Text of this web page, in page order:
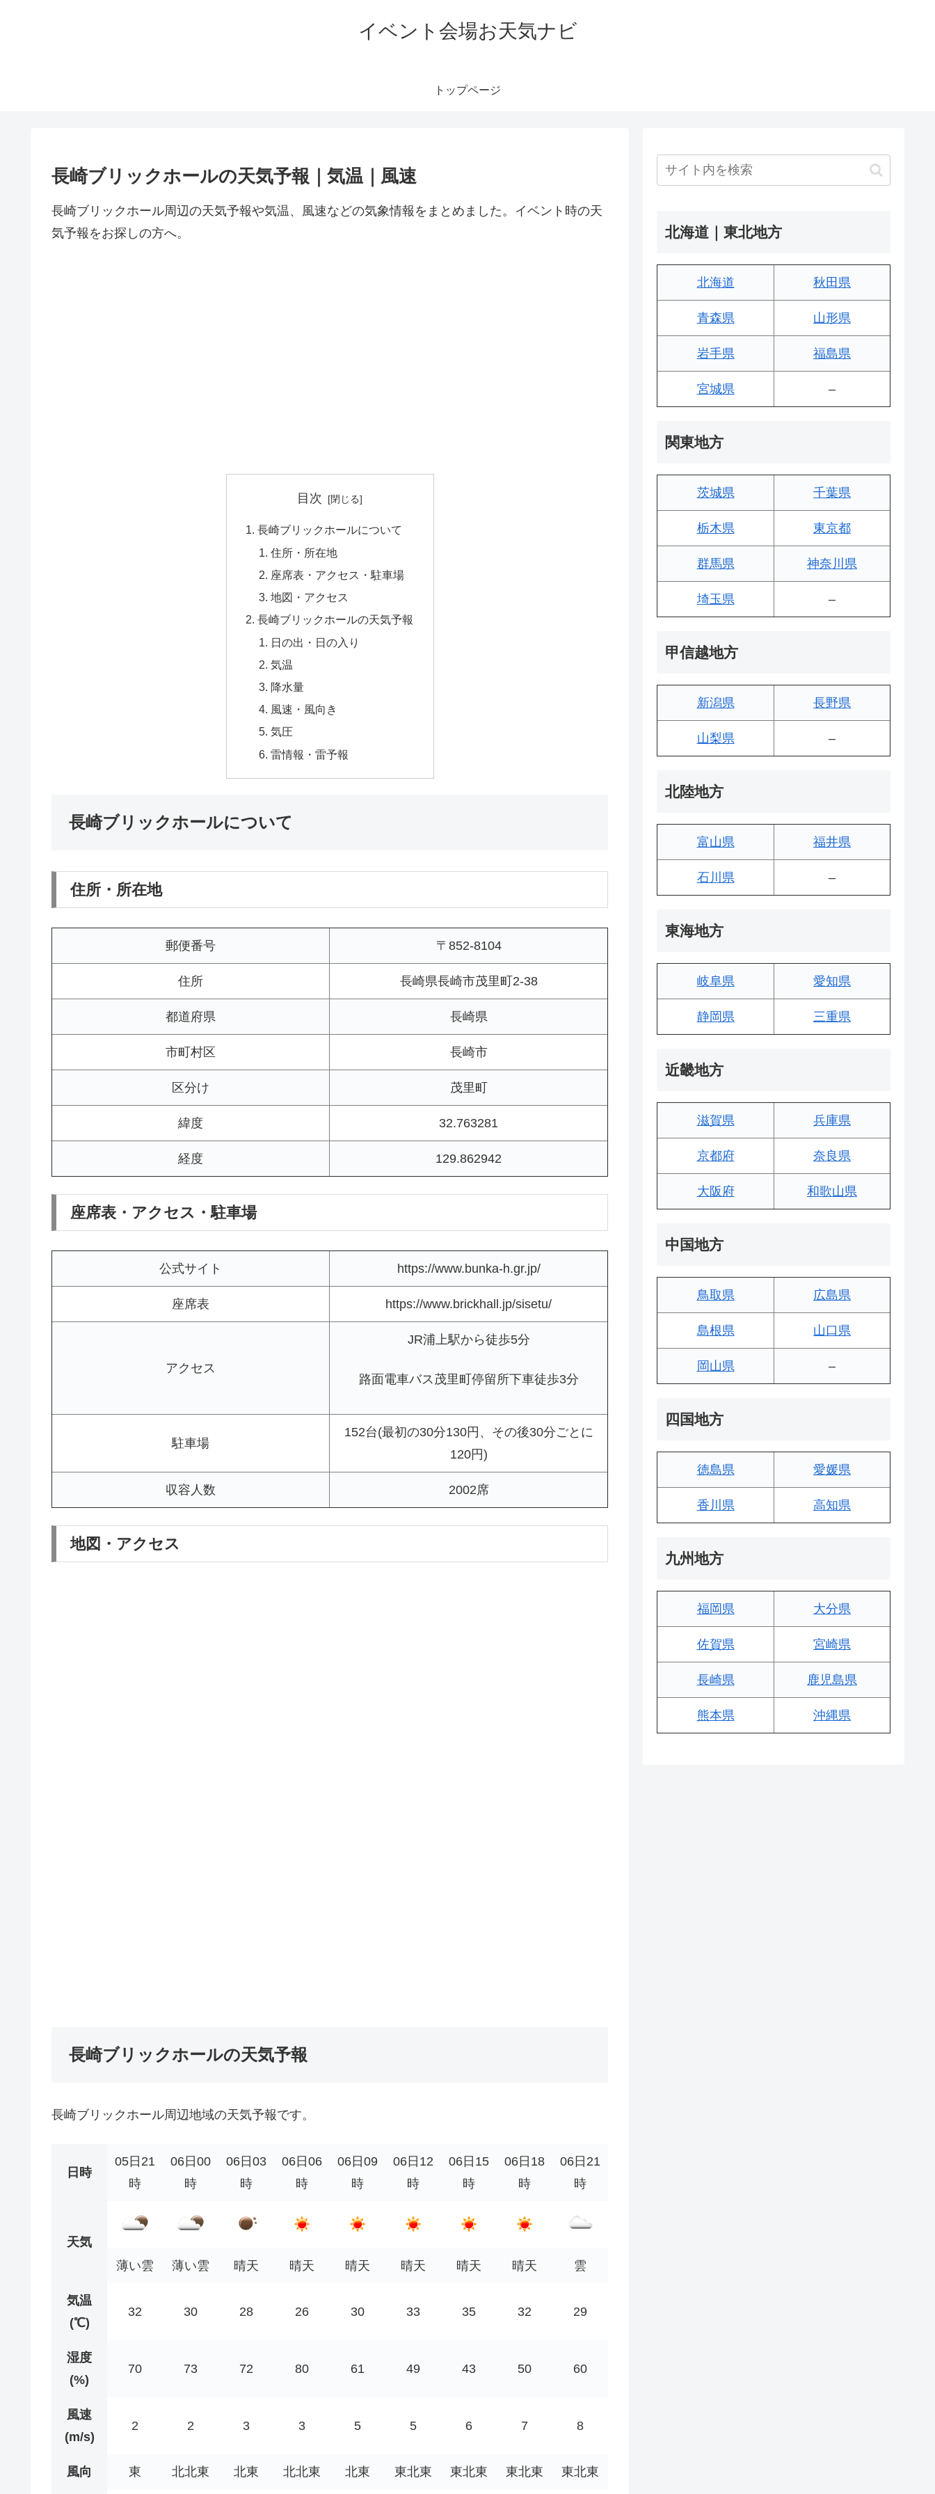
イベント会場お天気ナビ
トップページ
長崎ブリックホールの天気予報｜気温｜風速
長崎ブリックホール周辺の天気予報や気温、風速などの気象情報をまとめました。イベント時の天
気予報をお探しの方へ。
目次
長崎ブリックホールについて
住所・所在地
座席表・アクセス・駐車場
地図・アクセス
長崎ブリックホールの天気予報
日の出・日の入り
気温
降水量
風速・風向き
気圧
雷情報・雷予報
長崎ブリックホールについて
住所・所在地
郵便番号 〒852-8104
住所 長崎県長崎市茂里町2-38
都道府県 長崎県
市町村区 長崎市
区分け 茂里町
緯度 32.763281
経度 129.862942
座席表・アクセス・駐車場
公式サイト https://www.bunka-h.gr.jp/
座席表 https://www.brickhall.jp/sisetu/
アクセス
JR浦上駅から徒歩5分
路面電車バス茂里町停留所下車徒歩3分
駐車場
152台(最初の30分130円、その後30分ごとに
120円)
収容人数 2002席
地図・アクセス
長崎ブリックホールの天気予報
長崎ブリックホール周辺地域の天気予報です。
日時
05日21
時
06日00
時
06日03
時
06日06
時
06日09
時
06日12
時
06日15
時
06日18
時
06日21
時
天気
薄い雲
薄い雲 晴天 晴天 晴天 晴天 晴天 晴天 雲
気温
(℃)
32 30 28 26 30 33 35 32 29
湿度
(%)
70 73 72 80 61 49 43 50 60
風速
(m/s)
2 2 3 3 5 5 6 7 8
風向 東 北北東 北東 北北東 北東 東北東 東北東 東北東 東北東
北海道｜東北地方
北海道 秋田県
青森県 山形県
岩手県 福島県
宮城県 –
関東地方
茨城県 千葉県
栃木県 東京都
群馬県 神奈川県
埼玉県 –
甲信越地方
新潟県 長野県
山梨県 –
北陸地方
富山県 福井県
石川県 –
東海地方
岐阜県 愛知県
静岡県 三重県
近畿地方
滋賀県 兵庫県
京都府 奈良県
大阪府 和歌山県
中国地方
鳥取県 広島県
島根県 山口県
岡山県 –
四国地方
徳島県 愛媛県
香川県 高知県
九州地方
福岡県 大分県
佐賀県 宮崎県
長崎県 鹿児島県
熊本県 沖縄県